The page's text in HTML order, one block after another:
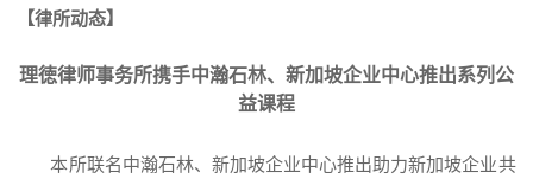
【律所动态】
理徳律师事务所携手中瀚石林、新加坡企业中心推出系列公
益课程
本所联名中瀚石林、新加坡企业中心推出助力新加坡企业共